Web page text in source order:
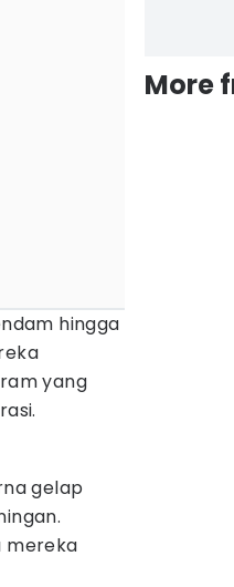
hingga
yang
gelap
mereka
More